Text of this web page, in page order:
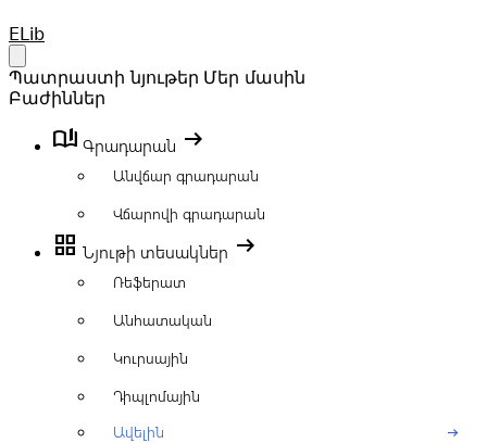
Your Company
ELib
Պատրաստի նյութեր Մեր մասին
Բաժիններ
book_ribbon Գրադարան arrow_right_alt
Անվճար գրադարան
Վճարովի գրադարան
grid_view Նյութի տեսակներ arrow_right_alt
Ռեֆերատ
Անհատական
Կուրսային
Դիպլոմային
Ավելին
arrow_right_alt